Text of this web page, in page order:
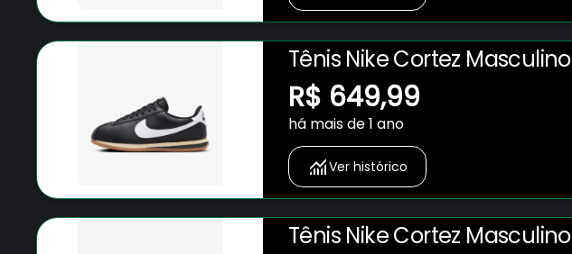
Tênis Nike Cortez Masculino
R$ 649,99
há mais de 1 ano
Ver histórico
Tênis Nike Cortez Masculino